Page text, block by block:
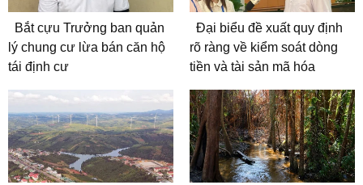
Bắt cựu Trưởng ban quản
lý chung cư lừa bán căn hộ
tái định cư
Đại biểu đề xuất quy định
rõ ràng về kiểm soát dòng
tiền và tài sản mã hóa